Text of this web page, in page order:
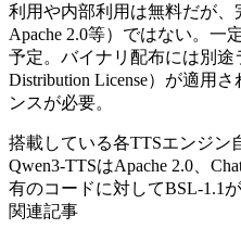
利用や内部利用は無料だが、
Apache 2.0等）ではない。一
予定。バイナリ配布には別途
Distribution License）が適用
ンスが必要。
搭載している各TTSエンジン
Qwen3-TTSはApache 2.0、
有のコードに対してBSL-1.1
関連記事